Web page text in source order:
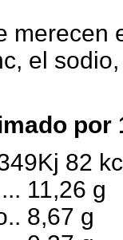
merecen
el
por
82
11,26 g
8,67 g